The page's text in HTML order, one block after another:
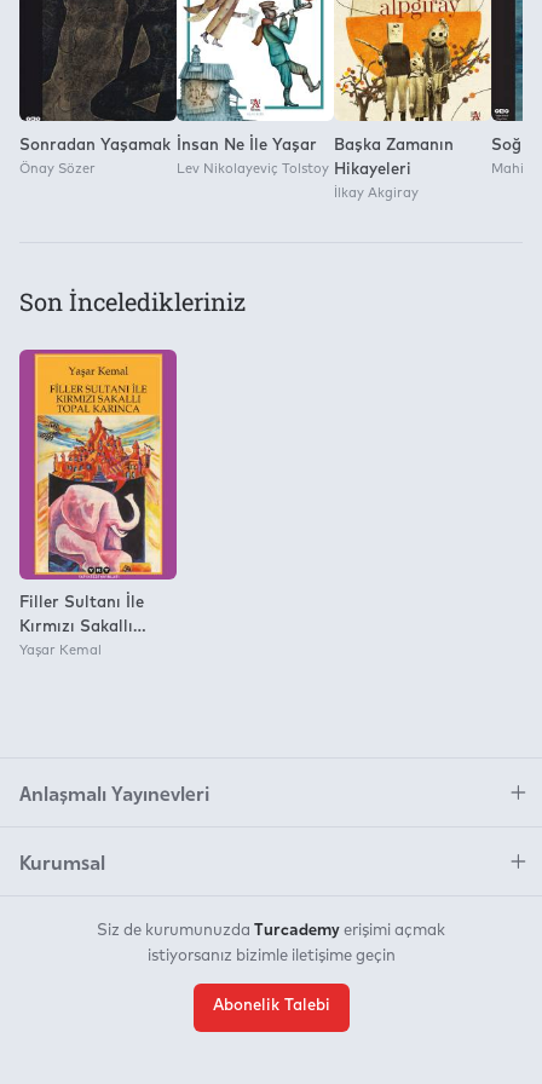
Sonradan Yaşamak
Önay Sözer
İnsan Ne İle Yaşar
Lev Nikolayeviç Tolstoy
Başka Zamanın
Hikayeleri
İlkay Akgiray
Mahir
Son İnceledikleriniz
Filler Sultanı İle
Kırmızı Sakallı
Topal Karınca
Yaşar Kemal
Anlaşmalı Yayınevleri
Kurumsal
Siz de kurumunuzda Turcademy erişimi açmak
istiyorsanız bizimle iletişime geçin
Abonelik Talebi